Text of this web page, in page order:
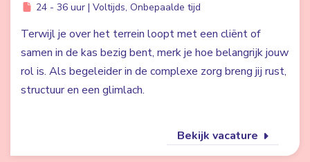
24 - 36 uur | Voltijds, Onbepaalde tijd
Terwijl je over het terrein loopt met een cliënt of
samen in de kas bezig bent, merk je hoe belangrijk jouw
rol is. Als begeleider in de complexe zorg breng jij rust,
structuur en een glimlach.
Bekijk vacature